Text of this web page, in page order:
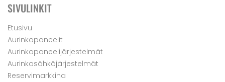
SIVULINKIT
Etusivu
Aurinkopaneelit
Aurinkopaneelijärjestelmät
Aurinkosähköjärjestelmät
Reservimarkkina